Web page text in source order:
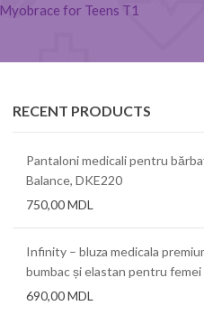
Myobrace for Teens T1
RECENT PRODUCTS
Pantaloni medicali pentru
Balance, DKE220
750,00MDL
Infinity – bluza medicala
bumbac și elastan pentru femei
690,00MDL